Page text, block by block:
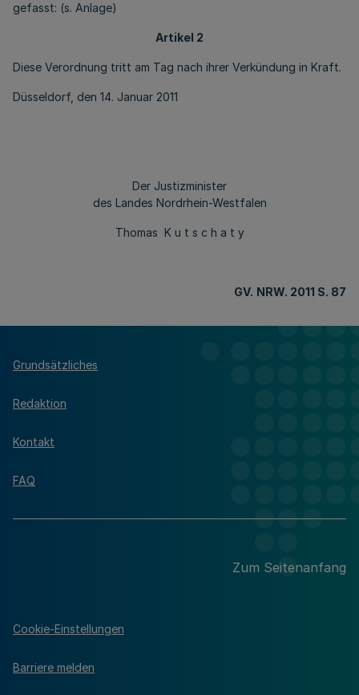
gefasst: (s. Anlage)
Artikel 2
Diese Verordnung tritt am Tag nach ihrer Verkündung in Kraft.
Düsseldorf, den 14. Januar 2011
Der Justizminister
des Landes Nordrhein-Westfalen
Thomas K u t s c h a t y
GV. NRW. 2011 S. 87
Grundsätzliches
Redaktion
Kontakt
FAQ
Zum Seitenanfang
Cookie-Einstellungen
Barriere melden